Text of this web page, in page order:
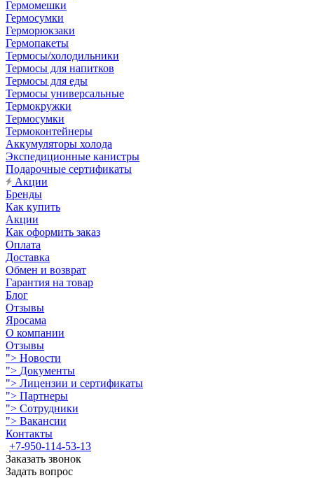
Гермомешки
Гермосумки
Герморюкзаки
Гермопакеты
Термосы/холодильники
Термосы для напитков
Термосы для еды
Термосы универсальные
Термокружки
Термосумки
Термоконтейнеры
Аккумуляторы холода
Экспедиционные канистры
Подарочные сертификаты
Акции
Бренды
Как купить
Акции
Как оформить заказ
Оплата
Доставка
Обмен и возврат
Гарантия на товар
Блог
Отзывы
Яросама
О компании
Отзывы
"> Новости
"> Документы
"> Лицензии и сертификаты
"> Партнеры
"> Сотрудники
"> Вакансии
Контакты
+7-950-114-53-13
Заказать звонок
Задать вопрос